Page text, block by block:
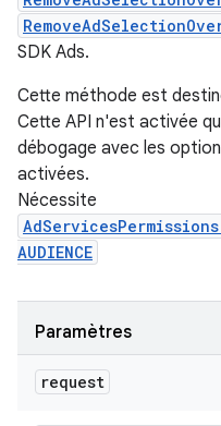
SDK Ads.
Cette méthode est
Cette API n'est activée
débogage avec les
activées.
Nécessite
AUDIENCE
Paramètres
request